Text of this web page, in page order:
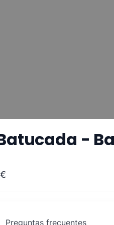
-
Preguntas frecuentes